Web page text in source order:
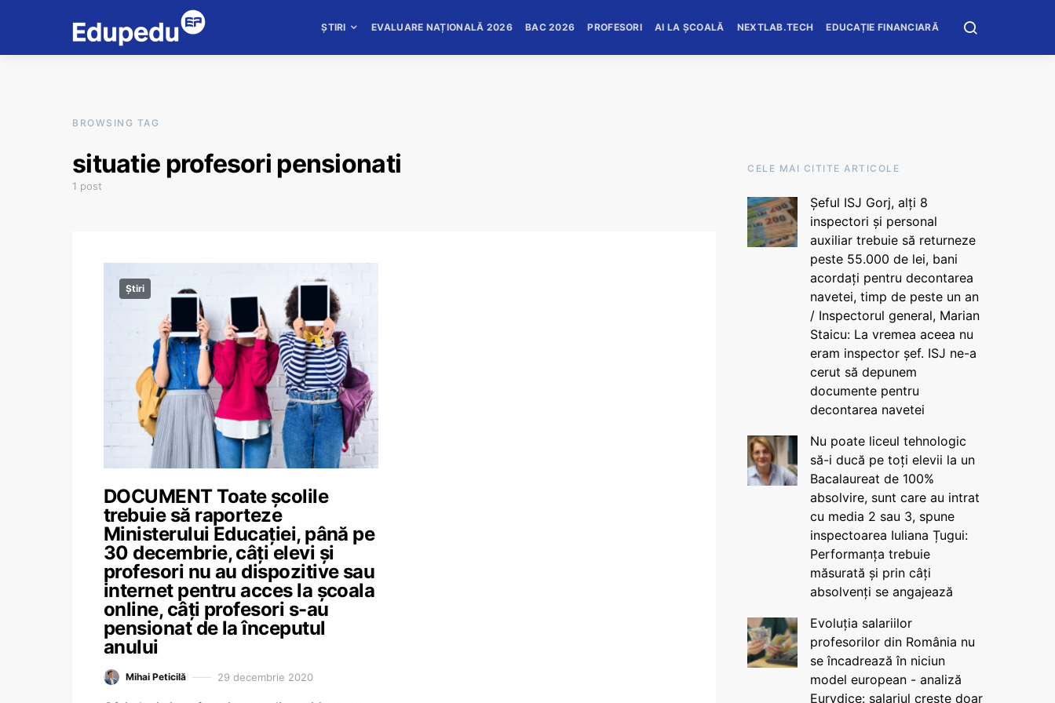
ȘTIRI EVALUARE NAȚIONALĂ 2026 BAC 2026 PROFESORI AI LA ȘCOALĂ NEXTLAB.TECH EDUCAȚIE FINANCIARĂ
BROWSING TAG
situatie profesori pensionati
1 post
Știri
DOCUMENT Toate școlile
trebuie să raporteze
Ministerului Educației, până pe
30 decembrie, câți elevi și
profesori nu au dispozitive sau
internet pentru acces la școala
online, câți profesori s-au
pensionat de la începutul
anului
Mihai Peticilă 29 decembrie 2020
CELE MAI CITITE ARTICOLE
Șeful ISJ Gorj, alți 8
inspectori și personal
auxiliar trebuie să returneze
peste 55.000 de lei, bani
acordați pentru decontarea
navetei, timp de peste un an
/ Inspectorul general, Marian
Staicu: La vremea aceea nu
eram inspector șef. ISJ ne-a
cerut să depunem
documente pentru
decontarea navetei
Nu poate liceul tehnologic
să-i ducă pe toți elevii la un
Bacalaureat de 100%
absolvire, sunt care au intrat
cu media 2 sau 3, spune
inspectoarea Iuliana Țugui:
Performanța trebuie
măsurată și prin câți
absolvenți se angajează
Evoluția salariilor
profesorilor din România nu
se încadrează în niciun
model european - analiză
Eurydice: salariul crește doar